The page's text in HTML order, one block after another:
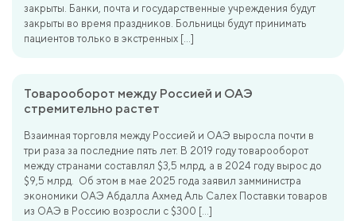
закрыты. Банки, почта и государственные учреждения будут
закрыты во время праздников. Больницы будут принимать
пациентов только в экстренных […]
Товарооборот между Россией и ОАЭ
стремительно растет
Взаимная торговля между Россией и ОАЭ выросла почти в
три раза за последние пять лет. В 2019 году товарооборот
между странами составлял $3,5 млрд, а в 2024 году вырос до
$9,5 млрд. Об этом в мае 2025 года заявил замминистра
экономики ОАЭ Абдалла Ахмед Аль Салех Поставки товаров
из ОАЭ в Россию возросли с $300 […]